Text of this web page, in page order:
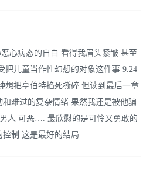
心病态的自白 看得我眉头紧皱 甚至
把儿童当作性幻想的对象这件事 9.24
想把亨伯特掐死撕碎 但读到最后一章
难过的复杂情绪 果然我还是被他骗
人 可恶…. 最欣慰的是可怜又勇敢的
制 这是最好的结局